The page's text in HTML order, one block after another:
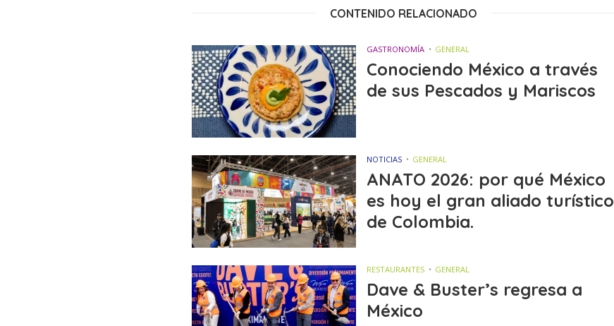
CONTENIDO RELACIONADO
GASTRONOMÍA GENERAL
Conociendo México a través
de sus Pescados y Mariscos
NOTICIAS GENERAL
ANATO 2026: por qué México
es hoy el gran aliado turístico
de Colombia.
RESTAURANTES GENERAL
Dave & Buster’s regresa a
México